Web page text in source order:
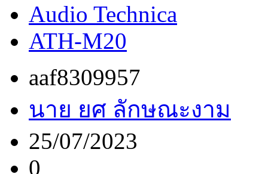
Audio Technica
ATH-M20
aaf8309957
นาย ยศ ลักษณะงาม
25/07/2023
0